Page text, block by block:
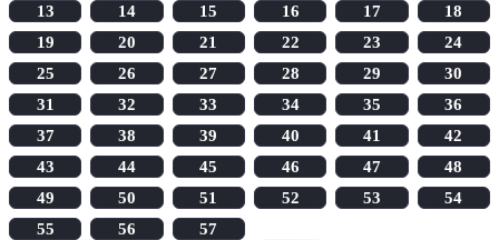
13
14 15 16 17
18
19
20 21 22 23
24
25
26 27 28 29
30
31
32 33 34 35
36
37
38 39 40 41
42
43
44 45 46 47
48
49
50 51 52 53
54
55
56 57